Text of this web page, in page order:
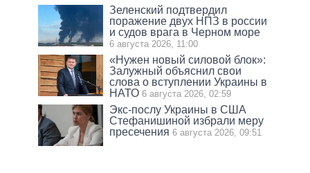
Зеленский подтвердил
поражение двух НПЗ в россии
и судов врага в Черном море
6 августа 2026, 11:00
«Нужен новый силовой блок»:
Залужный объяснил свои
слова о вступлении Украины в
НАТО 6 августа 2026, 02:59
Экс-послу Украины в США
Стефанишиной избрали меру
пресечения 6 августа 2026, 09:51